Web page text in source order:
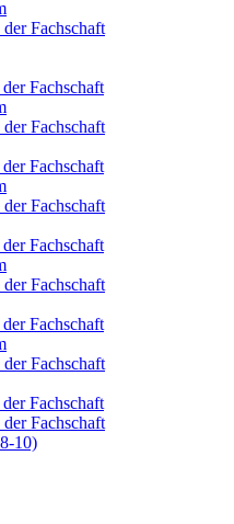
Fachschaft
Fachschaft
Fachschaft
Fachschaft
Fachschaft
Fachschaft
Fachschaft
Fachschaft
Fachschaft
Fachschaft
Fachschaft
10)